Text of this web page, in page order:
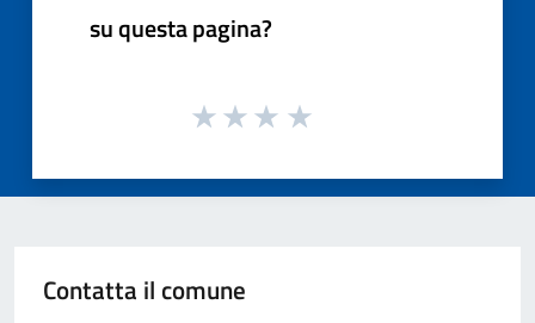
su questa pagina?
Contatta il comune